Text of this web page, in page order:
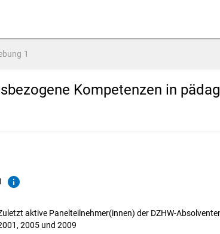
1
Kompetenzen in
info
aktive Panelteilnehmer(innen) der DZHW-
2005 und 2009